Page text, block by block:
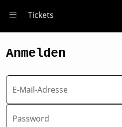
Tickets
Anmelden
E-Mail-Adresse
Password